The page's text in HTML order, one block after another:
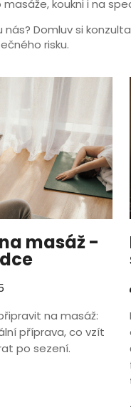
koukni i na
nás? Domluv si
risku.
masáž -
na masáž:
příprava, co vzít
po sezení.